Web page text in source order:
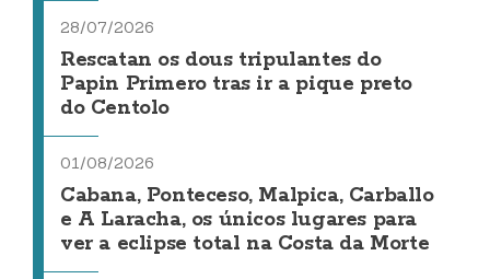
28/07/2026
Rescatan os dous tripulantes do
Papin Primero tras ir a pique preto
do Centolo
01/08/2026
Cabana, Ponteceso, Malpica, Carballo
e A Laracha, os únicos lugares para
ver a eclipse total na Costa da Morte